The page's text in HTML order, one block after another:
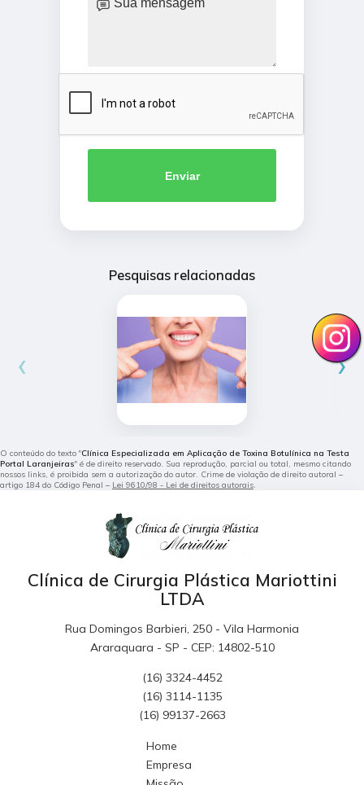
Enviar
Pesquisas relacionadas
‹ ›
O conteúdo do texto "Clínica Especializada em Aplicação de Toxina Botulínica na Testa
Portal Laranjeiras" é de direito reservado. Sua reprodução, parcial ou total, mesmo citando
nossos links, é proibida sem a autorização do autor. Crime de violação de direito autoral –
artigo 184 do Código Penal – Lei 9610/98 - Lei de direitos autorais.
Clínica de Cirurgia Plástica Mariottini
LTDA
Rua Domingos Barbieri, 250 - Vila Harmonia
Araraquara - SP - CEP: 14802-510
(16) 3324-4452
(16) 3114-1135
(16) 99137-2663
Home
Empresa